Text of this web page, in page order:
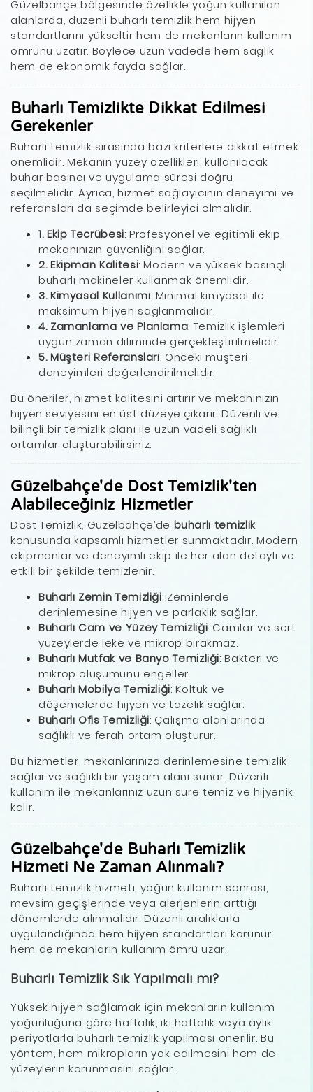
Güzelbahçe bölgesinde özellikle yoğun kullanılan
alanlarda, düzenli buharlı temizlik hem hijyen
standartlarını yükseltir hem de mekanların kullanım
ömrünü uzatır. Böylece uzun vadede hem sağlık
hem de ekonomik fayda sağlar.
Buharlı Temizlikte Dikkat Edilmesi
Gerekenler
Buharlı temizlik sırasında bazı kriterlere dikkat etmek
önemlidir. Mekanın yüzey özellikleri, kullanılacak
buhar basıncı ve uygulama süresi doğru
seçilmelidir. Ayrıca, hizmet sağlayıcının deneyimi ve
referansları da seçimde belirleyici olmalıdır.
1. Ekip Tecrübesi: Profesyonel ve eğitimli ekip,
mekanınızın güvenliğini sağlar.
2. Ekipman Kalitesi: Modern ve yüksek basınçlı
buharlı makineler kullanmak önemlidir.
3. Kimyasal Kullanımı: Minimal kimyasal ile
maksimum hijyen sağlanmalıdır.
4. Zamanlama ve Planlama: Temizlik işlemleri
uygun zaman diliminde gerçekleştirilmelidir.
5. Müşteri Referansları: Önceki müşteri
deneyimleri değerlendirilmelidir.
Bu öneriler, hizmet kalitesini artırır ve mekanınızın
hijyen seviyesini en üst düzeye çıkarır. Düzenli ve
bilinçli bir temizlik planı ile uzun vadeli sağlıklı
ortamlar oluşturabilirsiniz.
Güzelbahçe'de Dost Temizlik'ten
Alabileceğiniz Hizmetler
Dost Temizlik, Güzelbahçe’de buharlı temizlik
konusunda kapsamlı hizmetler sunmaktadır. Modern
ekipmanlar ve deneyimli ekip ile her alan detaylı ve
etkili bir şekilde temizlenir.
Buharlı Zemin Temizliği: Zeminlerde
derinlemesine hijyen ve parlaklık sağlar.
Buharlı Cam ve Yüzey Temizliği: Camlar ve sert
yüzeylerde leke ve mikrop bırakmaz.
Buharlı Mutfak ve Banyo Temizliği: Bakteri ve
mikrop oluşumunu engeller.
Buharlı Mobilya Temizliği: Koltuk ve
döşemelerde hijyen ve tazelik sağlar.
Buharlı Ofis Temizliği: Çalışma alanlarında
sağlıklı ve ferah ortam oluşturur.
Bu hizmetler, mekanlarınıza derinlemesine temizlik
sağlar ve sağlıklı bir yaşam alanı sunar. Düzenli
kullanım ile mekanlarınız uzun süre temiz ve hijyenik
kalır.
Güzelbahçe'de Buharlı Temizlik
Hizmeti Ne Zaman Alınmalı?
Buharlı temizlik hizmeti, yoğun kullanım sonrası,
mevsim geçişlerinde veya alerjenlerin arttığı
dönemlerde alınmalıdır. Düzenli aralıklarla
uygulandığında hem hijyen standartları korunur
hem de mekanların kullanım ömrü uzar.
Buharlı Temizlik Sık Yapılmalı mı?
Yüksek hijyen sağlamak için mekanların kullanım
yoğunluğuna göre haftalık, iki haftalık veya aylık
periyotlarla buharlı temizlik yapılması önerilir. Bu
yöntem, hem mikropların yok edilmesini hem de
yüzeylerin korunmasını sağlar.